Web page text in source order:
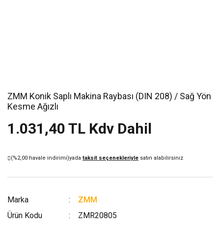
ZMM Konik Saplı Makina Raybası (DIN 208) / Sağ Yön
Kesme Ağızlı
1.031,40 TL Kdv Dahil
(%2,00 havale indirimi)yada taksit seçenekleriyle satın alabilirsiniz
Marka
ZMM
Ürün Kodu
ZMR20805